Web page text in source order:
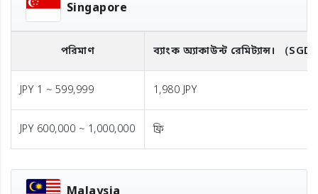
Singapore
পরিমাণ ব্যাংক অ্যাকাউন্ট রেমিট্যান্স। （
JPY 1 ~ 599,999 1,980 JPY
JPY 600,000 ~ 1,000,000 ফ্রি